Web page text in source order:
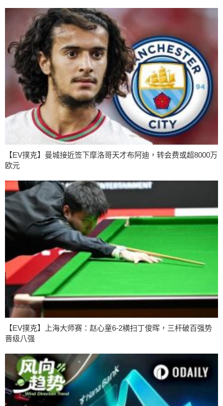
【EV撲克】曼城接近签下摩洛哥天才布阿迪，转会费或超8000万
欧元
【EV撲克】上海大师赛：赵心童6-2横扫丁俊晖，三杆破百强势
晋级八强